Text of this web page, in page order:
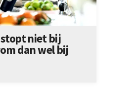
niet bij
dan wel bij